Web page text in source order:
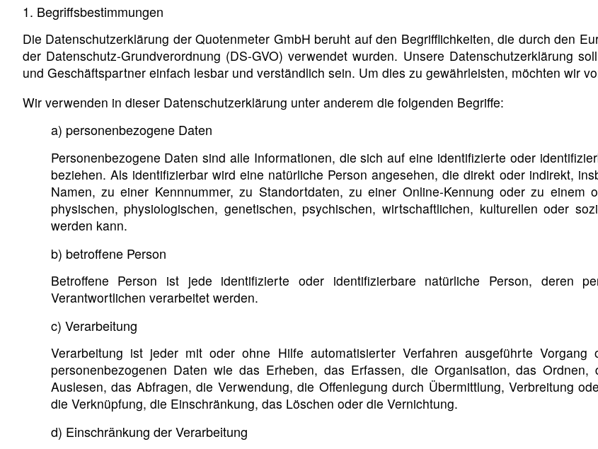
1. Begriffsbestimmungen
Die Datenschutzerklärung der Quotenmeter GmbH beruht auf den Begrifflichkeiten, die durch den
der Datenschutz-Grundverordnung (DS-GVO) verwendet wurden. Unsere Datenschutzerklärung
und Geschäftspartner einfach lesbar und verständlich sein. Um dies zu gewährleisten, möchten wir
Wir verwenden in dieser Datenschutzerklärung unter anderem die folgenden Begriffe:
a) personenbezogene Daten
Personenbezogene Daten sind alle Informationen, die sich auf eine identifizierte oder
beziehen. Als identifizierbar wird eine natürliche Person angesehen, die direkt oder indirekt,
Namen, zu einer Kennnummer, zu Standortdaten, zu einer Online-Kennung oder zu einem
physischen, physiologischen, genetischen, psychischen, wirtschaftlichen, kulturellen oder
werden kann.
b) betroffene Person
Betroffene Person ist jede identifizierte oder identifizierbare natürliche Person, deren
Verantwortlichen verarbeitet werden.
c) Verarbeitung
Verarbeitung ist jeder mit oder ohne Hilfe automatisierter Verfahren ausgeführte
personenbezogenen Daten wie das Erheben, das Erfassen, die Organisation, das
Auslesen, das Abfragen, die Verwendung, die Offenlegung durch Übermittlung, Verbreitung
die Verknüpfung, die Einschränkung, das Löschen oder die Vernichtung.
d) Einschränkung der Verarbeitung